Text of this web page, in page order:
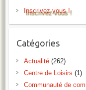
Inscrivez-vous !
Catégories
Actualité(262)
Centre de Loisirs (1)
Communauté de